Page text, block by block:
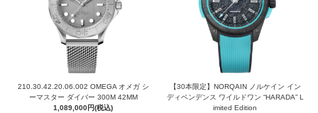
210.30.42.20.06.002 OMEGA オメガ シ
ーマスター ダイバー 300M 42MM
1,089,000円(税込)
【30本限定】NORQAIN ノルケイン イン
ディペンデンス ワイルドワン “HARADA” L
imited Edition